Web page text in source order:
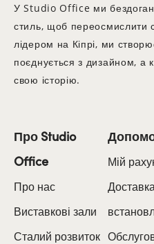
У Studio Office ми
стиль, щоб переосмислити
лідером на Кіпрі, ми
поєднується з дизайном, а
свою історію.
Про Studio
Office
Про нас
Виставкові зали
Сталий розвиток
Мій